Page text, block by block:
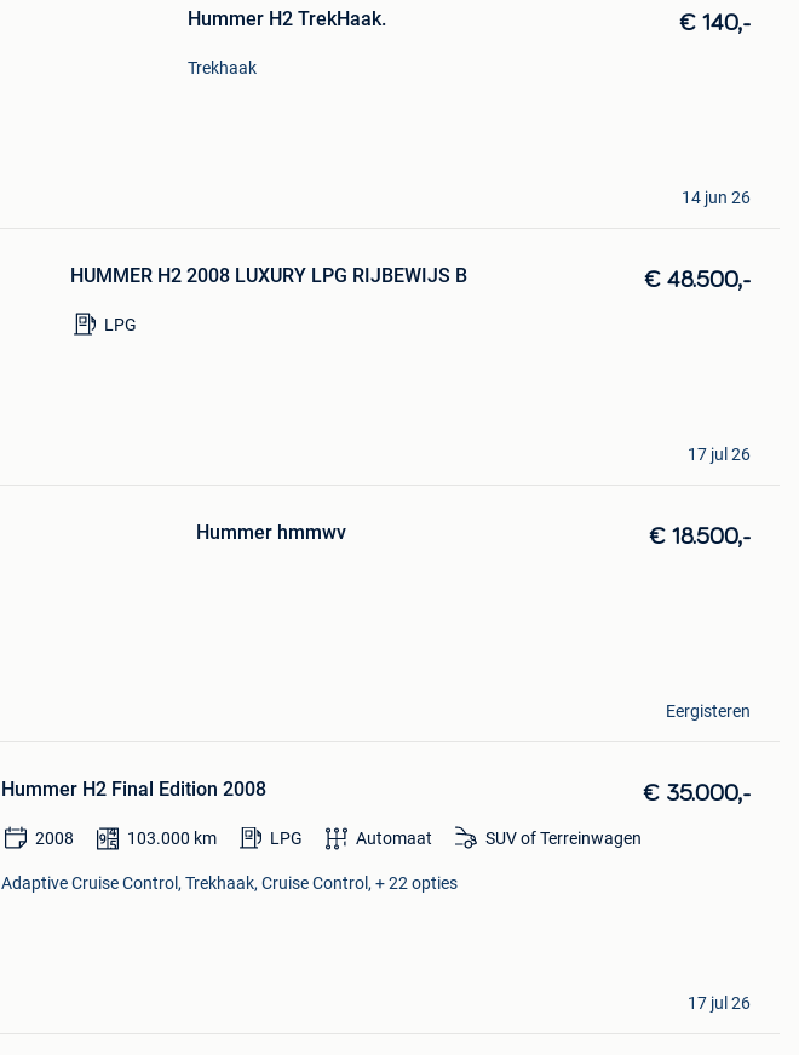
Hummer H2 TrekHaak. € 140,-
Trekhaak
14 jun 26
HUMMER H2 2008 LUXURY LPG RIJBEWIJS B € 48.500,-
LPG
17 jul 26
Hummer hmmwv € 18.500,-
Eergisteren
Hummer H2 Final Edition 2008 € 35.000,-
2008 103.000 km LPG Automaat SUV of Terreinwagen
Adaptive Cruise Control, Trekhaak, Cruise Control, + 22 opties
17 jul 26